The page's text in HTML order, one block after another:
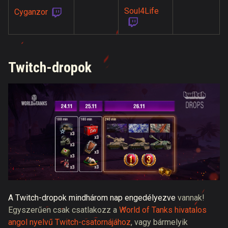
Cyganzor Soul4Life
Twitch-dropok
A Twitch-dropok mindhárom nap engedélyezve vannak!
Egyszerűen csak csatlakozz a World of Tanks hivatalos
angol nyelvű Twitch-csatornájához, vagy bármelyik